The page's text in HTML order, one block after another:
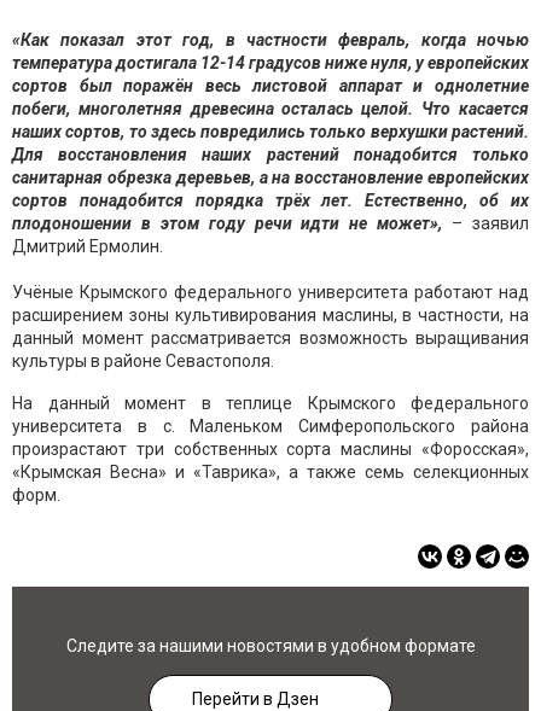
«Как показал этот год, в частности февраль, когда ночью
температура достигала 12-14 градусов ниже нуля, у европейских
сортов был поражён весь листовой аппарат и однолетние
побеги, многолетняя древесина осталась целой. Что касается
наших сортов, то здесь повредились только верхушки растений.
Для восстановления наших растений понадобится только
санитарная обрезка деревьев, а на восстановление европейских
сортов понадобится порядка трёх лет. Естественно, об их
плодоношении в этом году речи идти не может», – заявил
Дмитрий Ермолин.
Учёные Крымского федерального университета работают над
расширением зоны культивирования маслины, в частности, на
данный момент рассматривается возможность выращивания
культуры в районе Севастополя.
На данный момент в теплице Крымского федерального
университета в с. Маленьком Симферопольского района
произрастают три собственных сорта маслины «Форосская»,
«Крымская Весна» и «Таврика», а также семь селекционных
форм.
Следите за нашими новостями в удобном формате
Перейти в Дзен